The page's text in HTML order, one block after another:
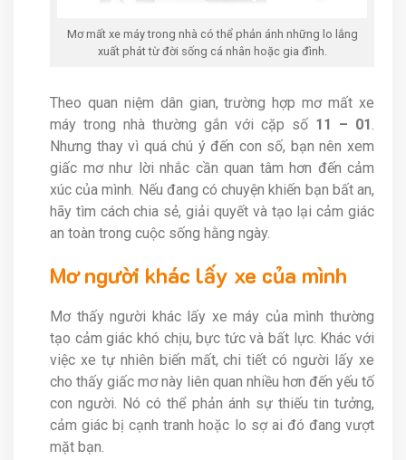
Mơ mất xe máy trong nhà có thể phản ánh những lo lắng
xuất phát từ đời sống cá nhân hoặc gia đình.
Theo quan niệm dân gian, trường hợp mơ mất xe
máy trong nhà thường gắn với cặp số 11 – 01
Nhưng thay vì quá chú ý đến con số, bạn nên xem
giấc mơ như lời nhắc cần quan tâm hơn đến cảm
xúc của mình. Nếu đang có chuyện khiến bạn bất an,
hãy tìm cách chia sẻ, giải quyết và tạo lại cảm giác
an toàn trong cuộc sống hằng ngày.
Mơ người khác lấy xe của mình
Mơ thấy người khác lấy xe máy của mình thường
tạo cảm giác khó chịu, bực tức và bất lực. Khác với
việc xe tự nhiên biến mất, chi tiết có người lấy xe
cho thấy giấc mơ này liên quan nhiều hơn đến yếu tố
con người. Nó có thể phản ánh sự thiếu tin tưởng,
cảm giác bị cạnh tranh hoặc lo sợ ai đó đang vượt
mặt bạn.